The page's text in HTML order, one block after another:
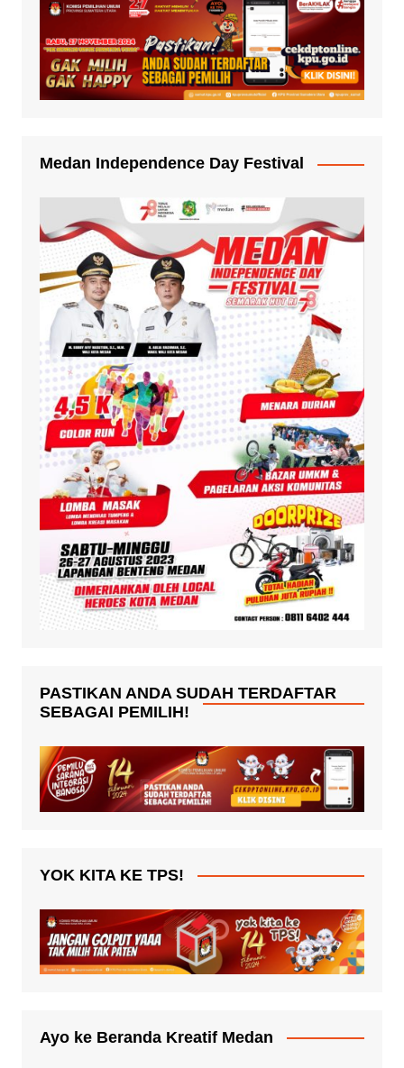
Medan Independence Day Festival
PASTIKAN ANDA SUDAH TERDAFTAR
SEBAGAI PEMILIH!
YOK KITA KE TPS!
Ayo ke Beranda Kreatif Medan